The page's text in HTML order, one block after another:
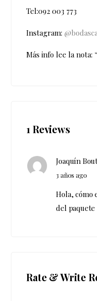
Tel:092 003 773
Instagram:
Más info lee la nota:
1 Reviews
Joaquín
3 años ago
Hola, cómo
del paquete
Rate & Write